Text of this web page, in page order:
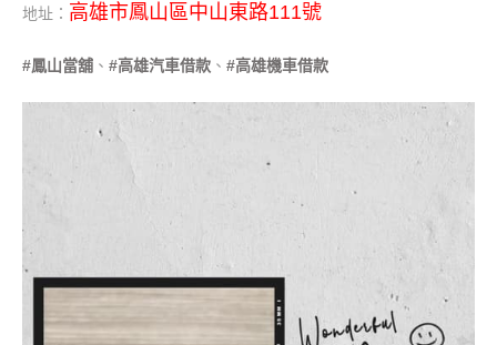
地址： 高雄市鳳山區中山東路111號
#鳳山當舖 、 #高雄汽車借款 、 #高雄機車借款